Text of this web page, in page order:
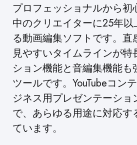
プロフェッショナルから初
中のクリエイターに25年
る動画編集ソフトです。直
見やすいタイムラインが特
ション機能と音編集機能も
ツールです。YouTubeコン
ジネス用プレゼンテーショ
で、あらゆる用途に対応す
ています。